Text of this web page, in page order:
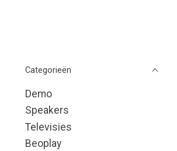
Categorieën
Demo
Speakers
Televisies
Beoplay